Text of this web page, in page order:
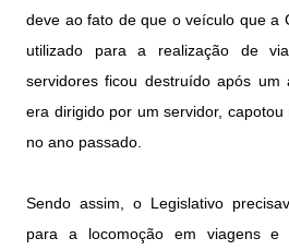
deve ao fato de que o veículo que a
utilizado para a realização de
servidores ficou destruído após um
era dirigido por um servidor,
no ano passado.
Sendo assim, o Legislativo
para a locomoção em viagens